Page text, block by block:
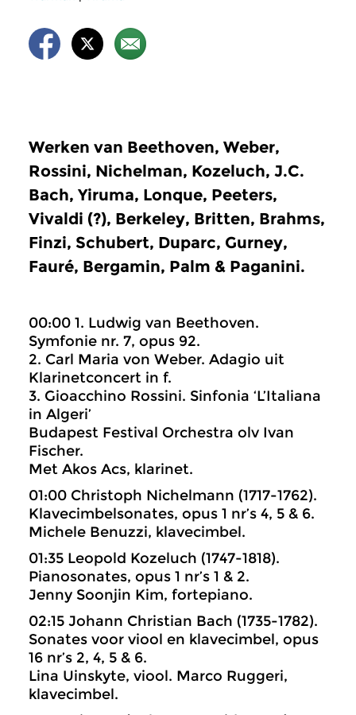
Werken van Beethoven, Weber,
Rossini, Nichelman, Kozeluch, J.C.
Bach, Yiruma, Lonque, Peeters,
Vivaldi (?), Berkeley, Britten, Brahms,
Finzi, Schubert, Duparc, Gurney,
Fauré, Bergamin, Palm & Paganini.
00:00 1. Ludwig van Beethoven.
Symfonie nr. 7, opus 92.
2. Carl Maria von Weber. Adagio uit
Klarinetconcert in f.
3. Gioacchino Rossini. Sinfonia ‘L’Italiana
in Algeri’
Budapest Festival Orchestra olv Ivan
Fischer.
Met Akos Acs, klarinet.
01:00 Christoph Nichelmann (1717-1762).
Klavecimbelsonates, opus 1 nr’s 4, 5 & 6.
Michele Benuzzi, klavecimbel.
01:35 Leopold Kozeluch (1747-1818).
Pianosonates, opus 1 nr’s 1 & 2.
Jenny Soonjin Kim, fortepiano.
02:15 Johann Christian Bach (1735-1782).
Sonates voor viool en klavecimbel, opus
16 nr’s 2, 4, 5 & 6.
Lina Uinskyte, viool. Marco Ruggeri,
klavecimbel.